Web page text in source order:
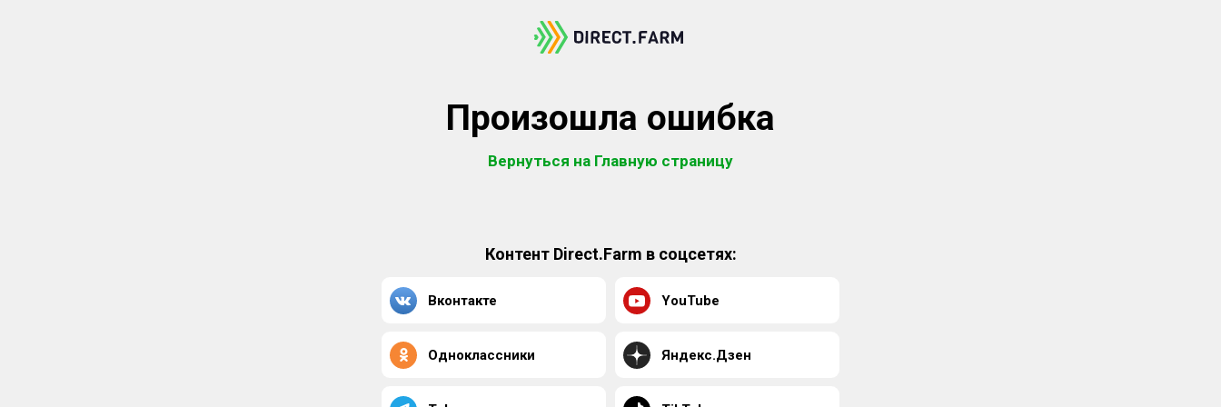
Произошла ошибка
Вернуться на Главную страницу
Контент Direct.Farm в соцсетях:
Вконтакте YouTube
Одноклассники Яндекс.Дзен